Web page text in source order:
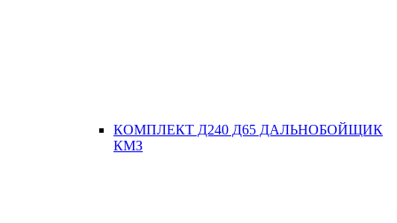
КОМПЛЕКТ Д240 Д65 ДАЛЬНОБОЙЩИК
КМЗ